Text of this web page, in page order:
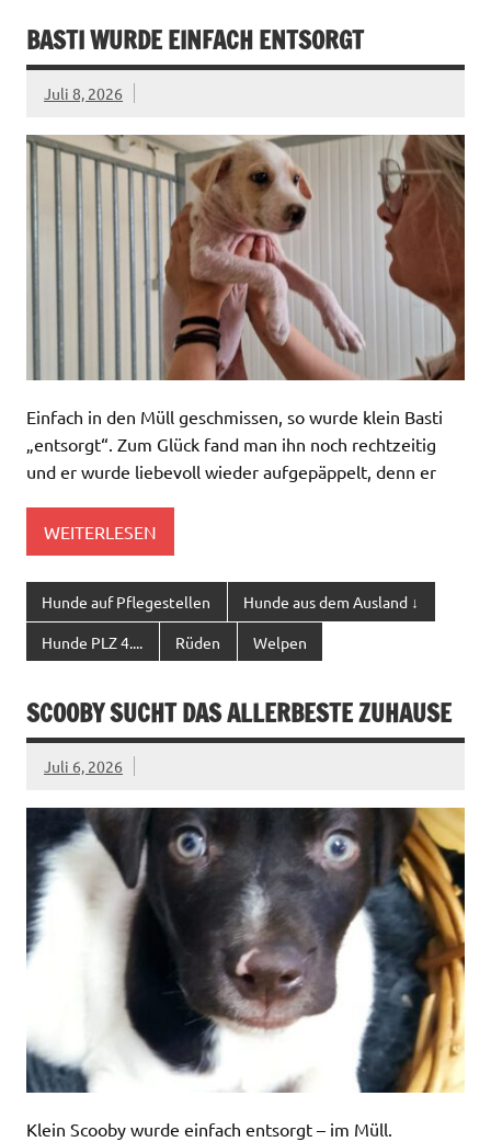
BASTI WURDE EINFACH ENTSORGT
Juli 8, 2026
Einfach in den Müll geschmissen, so wurde klein Basti
„entsorgt“. Zum Glück fand man ihn noch rechtzeitig
und er wurde liebevoll wieder aufgepäppelt, denn er
WEITERLESEN
Hunde auf Pflegestellen Hunde aus dem Ausland ↓
Hunde PLZ 4.... Rüden Welpen
SCOOBY SUCHT DAS ALLERBESTE ZUHAUSE
Juli 6, 2026
Klein Scooby wurde einfach entsorgt – im Müll.